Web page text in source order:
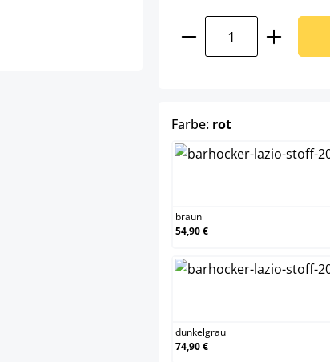
Produkt Anzahl:
Farbe: rotauswählen
braun
54,90 €
dunkelgrau
74,90 €